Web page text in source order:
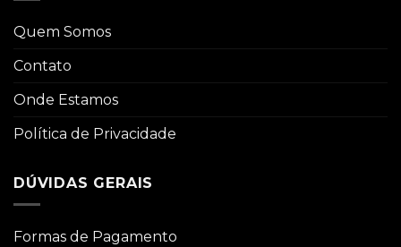
Quem Somos
Contato
Onde Estamos
Política de Privacidade
DÚVIDAS GERAIS
Formas de Pagamento